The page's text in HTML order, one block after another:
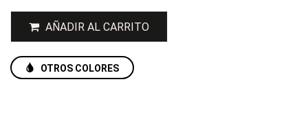
AÑADIR AL CARRITO
OTROS COLORES